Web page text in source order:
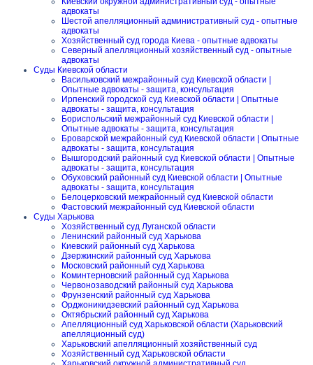
адвокаты
Шестой апелляционный административный суд - опытные
адвокаты
Хозяйственный суд города Киева - опытные адвокаты
Северный апелляционный хозяйственный суд - опытные
адвокаты
Суды Киевской области
Васильковский межрайонный суд Киевской области |
Опытные адвокаты - защита, консультация
Ирпенский городской суд Киевской области | Опытные
адвокаты - защита, консультация
Бориспольский межрайонный суд Киевской области |
Опытные адвокаты - защита, консультация
Броварской межрайонный суд Киевской области | Опытные
адвокаты - защита, консультация
Вышгородский районный суд Киевской области | Опытные
адвокаты - защита, консультация
Обуховский районный суд Киевской области | Опытные
адвокаты - защита, консультация
Белоцерковский межрайонный суд Киевской области
Фастовский межрайонный суд Киевской области
Суды Харькова
Хозяйственный суд Луганской области
Ленинский районный суд Харькова
Киевский районный суд Харькова
Дзержинский районный суд Харькова
Московский районный суд Харькова
Коминтерновский районный суд Харькова
Червонозаводский районный суд Харькова
Фрунзенский районный суд Харькова
Орджоникидзевский районный суд Харькова
Октябрьский районный суд Харькова
Апелляционный суд Харьковской области (Харьковский
апелляционный суд)
Харьковский апелляционный хозяйственный суд
Хозяйственный суд Харьковской области